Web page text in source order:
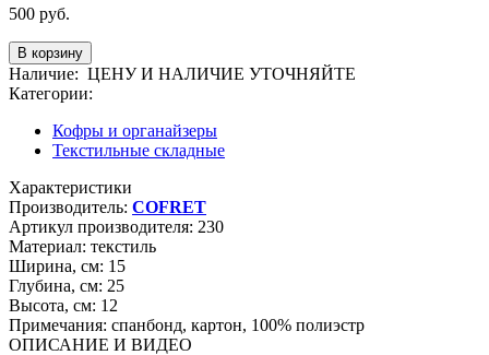
500 руб.
Наличие: ЦЕНУ И НАЛИЧИЕ УТОЧНЯЙТЕ
Категории:
Кофры и органайзеры
Текстильные складные
Характеристики
Производитель: COFRET
Артикул производителя: 230
Материал: текстиль
Ширина, см: 15
Глубина, см: 25
Высота, см: 12
Примечания: спанбонд, картон, 100% полиэстр
ОПИСАНИЕ И ВИДЕО